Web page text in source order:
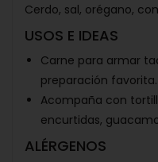
Cerdo, sal, orégano,
USOS E IDEAS
Carne para armar
preparación favorita.
Acompaña con
encurtidas,
ALÉRGENOS